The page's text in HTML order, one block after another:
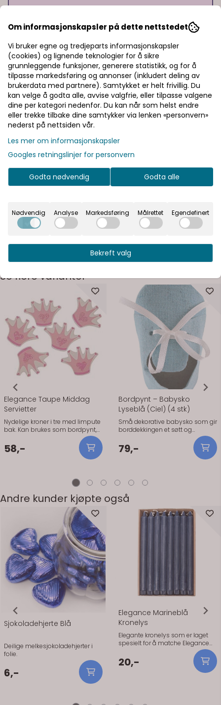
🎁 15% rabatt på ett kjøp
Pst! Husk å logge inn!
Bli medlem - få gratis frakt fra 700 kr
Informasjon
Nydelige kroner i tre med limpute bak. Kan brukes
Nydelige kroner i tre med limpute bak. Kan brukes
feste de på bordkort og annet siden det er en liten
limpute bak. 12stk. 3x4cm.
Se flere varianter
Elegance Taupe Middag
Servietter
Nydelige kroner i tre med limpute
bak. Kan brukes som bordpynt,
bordet.Nydelige kroner i tre med
limpute bak. Kan brukes som
bordpynt, ved å strø de utover
og annet siden det er en liten
limpute bak. 12stk. 3x4cm.--
På lager
58,-
Bordpynt – Babysko
Lyseblå (Ciel) (4 stk)
Små dekorative babysko som gir
borddekkingen et søtt og
gjennomført uttrykk. Perfekt til
dåp, babyshower og andre
feiringer for små. Skoene kan
brukes som bordpynt eller fylles
detalj. Den rosafargen gir en myk
og elegant stemning, perfekt til
dåp og babyshower. • Perfekt til
dåp og babyshower • Kan
brukes som bordpynt eller små
På lager
79,-
Andre kunder kjøpte også
Sjokoladehjerte Blå
Deilige melkesjokoladehjerter i
folie.
På lager
6,-
Elegance Marineblå
Kronelys
Elegante kronelys som er laget
spesielt for å matche Elegance
servietter. Lysene er 28 cm lange
og 2,2 cm brede (standard
kronelysstørrelse). Pris er per
stykk.Elegante kronelys som er
På lager
20,-
Om informasjonskapsler på dette nettstedet
Vi bruker egne og tredjeparts informasjonskapsler
(cookies) og lignende teknologier for å sikre
grunnleggende funksjoner, generere statistikk, og for å
tilpasse markedsføring og annonser (inkludert deling av
brukerdata med partnere). Samtykket er helt frivillig. Du
kan velge å godta alle, avvise valgfrie, eller tilpasse valgene
dine per kategori nedenfor. Du kan når som helst endre
eller trekke tilbake dine samtykker via lenken «personvern»
nederst på nettsiden vår.
Les mer om informasjonskapsler
Googles retningslinjer for personvern
Godta nødvendig Godta alle
Nødvendig Analyse Markedsføring Målrettet Egendefinert
Bekreft valg